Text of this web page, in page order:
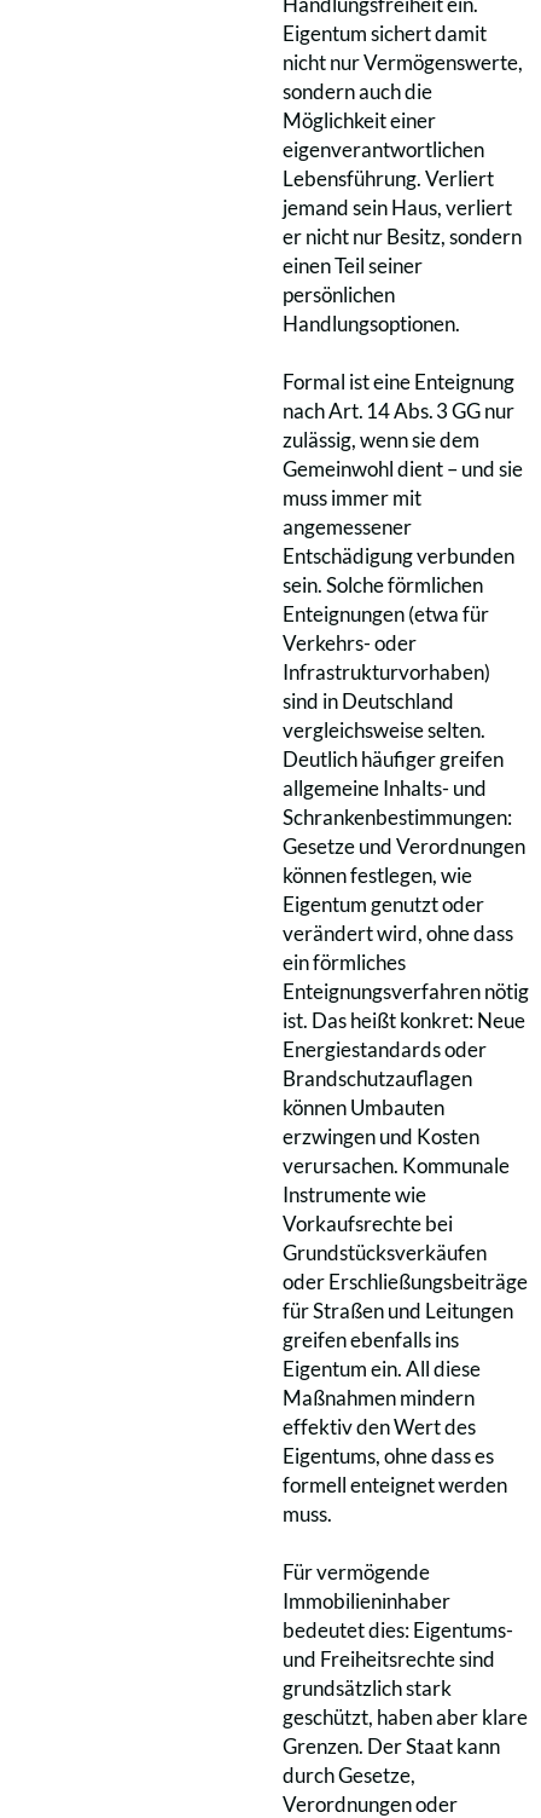
Eigentum sichert damit
nicht nur Vermögenswerte,
sondern auch die
Möglichkeit einer
eigenverantwortlichen
Lebensführung. Verliert
jemand sein Haus, verliert
er nicht nur Besitz, sondern
einen Teil seiner
persönlichen
Handlungsoptionen.
Formal ist eine Enteignung
nach Art. 14 Abs. 3 GG nur
zulässig, wenn sie dem
Gemeinwohl dient – und sie
muss immer mit
angemessener
Entschädigung verbunden
sein. Solche förmlichen
Enteignungen (etwa für
Verkehrs- oder
Infrastrukturvorhaben)
sind in Deutschland
vergleichsweise selten.
Deutlich häufiger greifen
allgemeine Inhalts- und
Schrankenbestimmungen:
Gesetze und Verordnungen
können festlegen, wie
Eigentum genutzt oder
verändert wird, ohne dass
ein förmliches
Enteignungsverfahren nötig
ist. Das heißt konkret: Neue
Energiestandards oder
Brandschutzauflagen
können Umbauten
erzwingen und Kosten
verursachen. Kommunale
Instrumente wie
Vorkaufsrechte bei
Grundstücksverkäufen
oder Erschließungsbeiträge
für Straßen und Leitungen
greifen ebenfalls ins
Eigentum ein. All diese
Maßnahmen mindern
effektiv den Wert des
Eigentums, ohne dass es
formell enteignet werden
muss.
Für vermögende
Immobilieninhaber
bedeutet dies: Eigentums-
und Freiheitsrechte sind
grundsätzlich stark
geschützt, haben aber klare
Grenzen. Der Staat kann
durch Gesetze,
Verordnungen oder